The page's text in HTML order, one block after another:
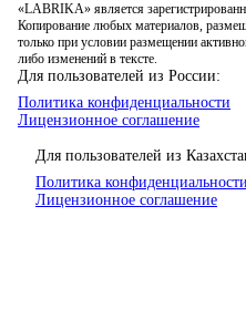
«LABRIKA» является
Копирование любых материалов,
только при условии размещении
либо изменений в тексте.
Для пользователей из России:
Политика конфиденциальности
Лицензионное соглашение
Для пользователей из
Политика конфиденциальности
Лицензионное соглашение